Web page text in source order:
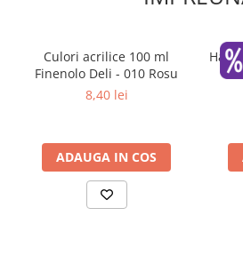
Aparate de aplicat preturi
Benzi dublu adezive
Elastice si sfoara
Culori acrilice 100 ml
Finenolo Deli - 010 Rosu
8,40 lei
ADAUGA IN COS